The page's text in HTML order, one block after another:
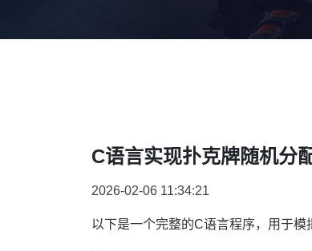
C语言实现扑克牌随机分
2026-02-06 11:34:21
以下是一个完整的C语言程序，用于模